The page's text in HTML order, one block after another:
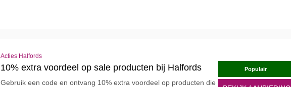
Acties Halfords
10% extra voordeel op sale producten bij Halfords
Gebruik een code en ontvang 10% extra voordeel op producten die
Populair